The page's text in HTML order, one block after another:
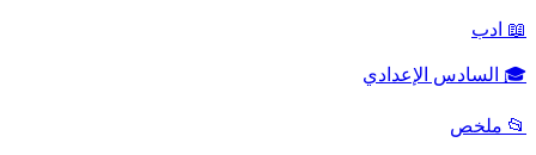
📖 ادب
🎓 السادس الإعدادي
📂 ملخص